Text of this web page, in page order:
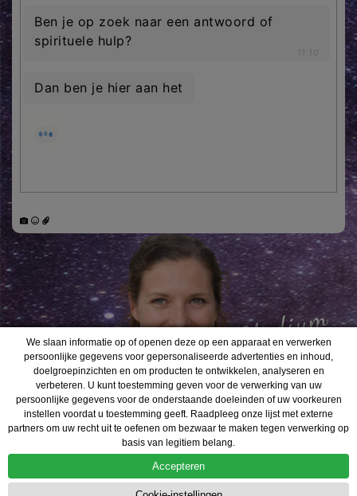
Medium
Leontien
Welkomstaanbieding
Beperkt geldig: Eerste ConsultGratis!
Ben je op zoek naar een antwoord of
spirituele hulp?
Dan ben je hier aan het
Inloggen Algemene Voorwaarden
Privacy Policy
Klantenservice +31 (0)85-0655703
Copyright © 2026 Mediumastro.nl
We slaan informatie op of openen deze op een apparaat en verwerken
persoonlijke gegevens voor gepersonaliseerde advertenties en inhoud,
doelgroepinzichten en om producten te ontwikkelen, analyseren en
verbeteren. U kunt toestemming geven voor de verwerking van uw
persoonlijke gegevens voor de onderstaande doeleinden of uw voorkeuren
instellen voordat u toestemming geeft. Raadpleeg onze lijst met externe
partners om uw recht uit te oefenen om bezwaar te maken tegen verwerking op
basis van legitiem belang.
Accepteren